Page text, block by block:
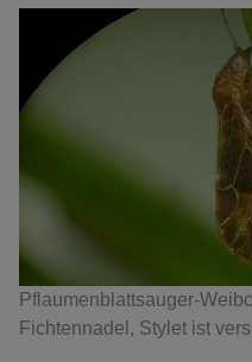
Pflaumenblattsauger-
Fichtennadel, Stylet ist